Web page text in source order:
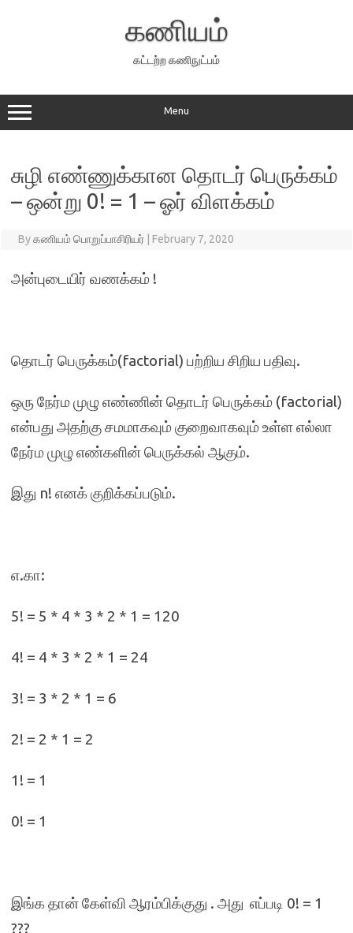
கணியம்
கட்டற்ற கணிநுட்பம்
Menu
சுழி எண்ணுக்கான தொடர் பெருக்கம்
– ஒன்று 0! = 1 – ஓர் விளக்கம்
Byகணியம் பொறுப்பாசிரியர் February 7, 2020
அன்புடையிர் வணக்கம் !
தொடர் பெருக்கம்(factorial) பற்றிய சிறிய பதிவு.
ஒரு நேர்ம முழு எண்ணின் தொடர் பெருக்கம் (factorial)
என்பது அதற்கு சமமாகவும் குறைவாகவும் உள்ள எல்லா
நேர்ம முழு எண்களின் பெருக்கல் ஆகும்.
இது n! எனக் குறிக்கப்படும்.
எ.கா:
5! = 5 * 4 * 3 * 2 * 1 = 120
4! = 4 * 3 * 2 * 1 = 24
3! = 3 * 2 * 1 = 6
2! = 2 * 1 = 2
1! = 1
0! = 1
இங்க தான் கேள்வி ஆரம்பிக்குது . அது எப்படி 0! = 1
???